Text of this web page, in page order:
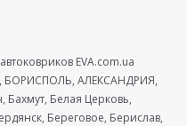
EVA.com.ua
БОРИСПОЛЬ, АЛЕКСАНДРИЯ,
Бахмут, Белая Церковь,
Береговое, Берислав,